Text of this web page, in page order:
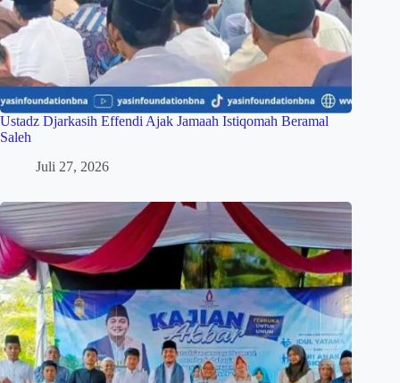
Ustadz Djarkasih Effendi Ajak Jamaah Istiqomah Beramal
Saleh
Juli 27, 2026